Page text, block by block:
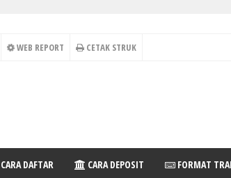
WEB REPORT CETAK STRUK
CARA DAFTAR CARA DEPOSIT FORMAT